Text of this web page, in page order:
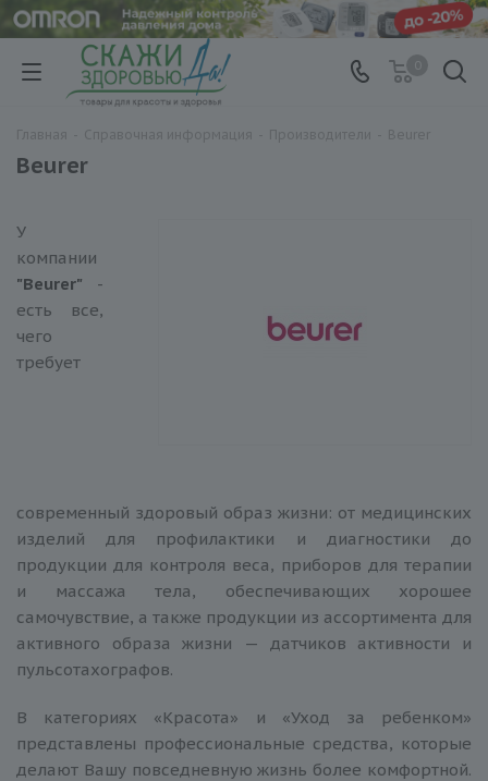
Beurer
У
компании
"Beurer" -
есть все,
чего
требует
современный здоровый образ жизни: от медицинских
изделий для профилактики и диагностики до
продукции для контроля веса, приборов для терапии
и массажа тела, обеспечивающих хорошее
самочувствие, а также продукции из ассортимента для
активного образа жизни — датчиков активности и
пульсотахографов.
В категориях «Красота» и «Уход за ребенком»
представлены профессиональные средства, которые
делают Вашу повседневную жизнь более комфортной.